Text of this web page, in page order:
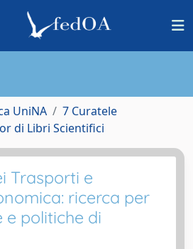
UniNA
7 Curatele
di Libri Scientifici
Trasporti e
ricerca per
e politiche di